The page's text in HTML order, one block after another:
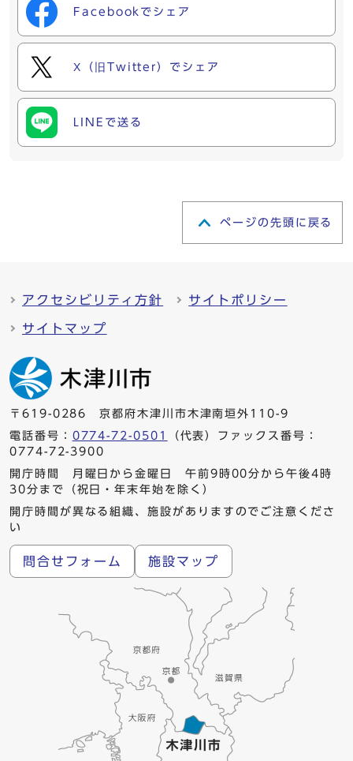
Facebookでシェア
X（旧Twitter）でシェア
LINEで送る
ページの先頭に戻る
アクセシビリティ方針 サイトポリシー
サイトマップ
〒619-0286 京都府木津川市木津南垣外110-9
電話番号： 0774-72-0501
（代表）ファックス番号：
0774-72-3900
開庁時間 月曜日から金曜日 午前9時00分から午後4時
30分まで（祝日・年末年始を除く）
開庁時間が異なる組織、施設がありますのでご注意くださ
い
問合せフォーム 施設マップ